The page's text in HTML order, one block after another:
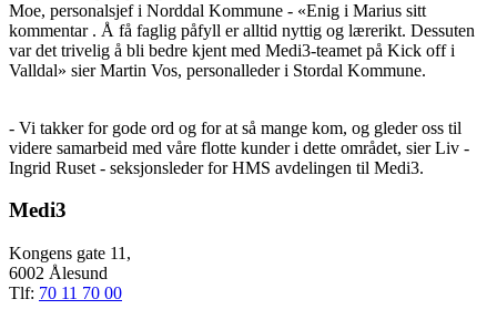
Moe, personalsjef i Norddal Kommune - «Enig i Marius sitt
kommentar . Å få faglig påfyll er alltid nyttig og lærerikt. Dessuten
var det trivelig å bli bedre kjent med Medi3-teamet på Kick off i
Valldal» sier Martin Vos, personalleder i Stordal Kommune.
- Vi takker for gode ord og for at så mange kom, og gleder oss til
videre samarbeid med våre flotte kunder i dette området, sier Liv -
Ingrid Ruset - seksjonsleder for HMS avdelingen til Medi3.
Medi3
Kongens gate 11,
6002 Ålesund
Tlf: 70 11 70 00